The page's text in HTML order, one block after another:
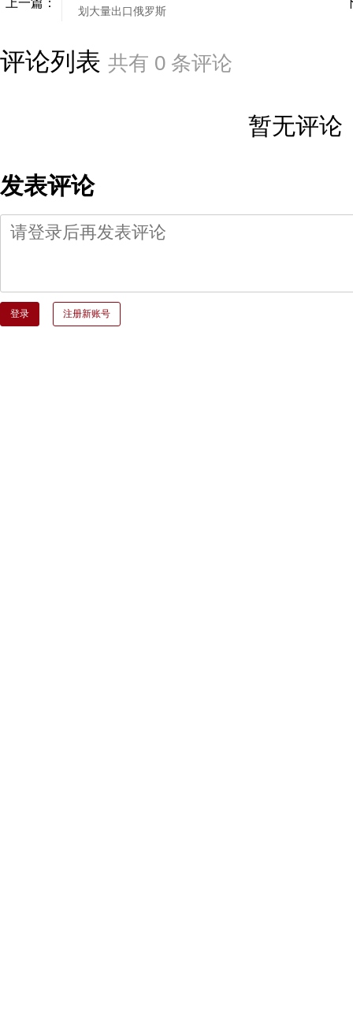
上一篇：
划大量出口俄罗斯
评论列表 共有 0 条评论
暂无评论
发表评论
登录 注册新账号